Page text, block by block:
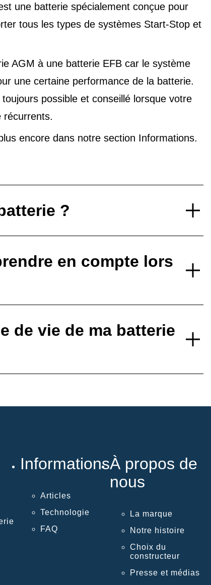
une batterie spécialement conçue pour
tous les types de systèmes Start-Stop et
AGM à une batterie EFB car le système
une certaine performance de la batterie.
possible et conseillé lorsque votre
récurrents.
encore dans notre section Informations.
?
en compte lors
de vie de ma batterie
Informations
Articles
Technologie
FAQ
À propos de
nous
La marque
Notre histoire
Choix du
constructeur
Presse et médias